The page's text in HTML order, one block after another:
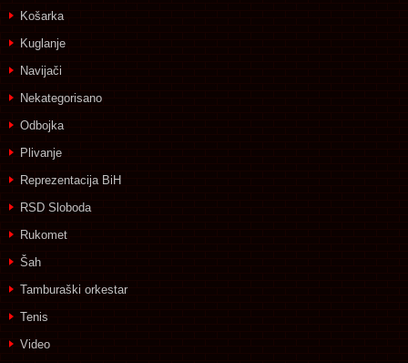
Košarka
Kuglanje
Navijači
Nekategorisano
Odbojka
Plivanje
Reprezentacija BiH
RSD Sloboda
Rukomet
Šah
Tamburaški orkestar
Tenis
Video